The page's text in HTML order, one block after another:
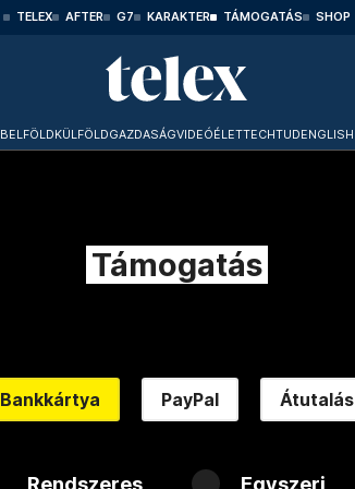
TELEX AFTER G7 KARAKTER TÁMOGATÁS SHOP
BELFÖLDKÜLFÖLDGAZDASÁGVIDEÓÉLETTECHTUDENGLISH
Támogatás
Bankkártya PayPal Átutalás
Rendszeres Egyszeri